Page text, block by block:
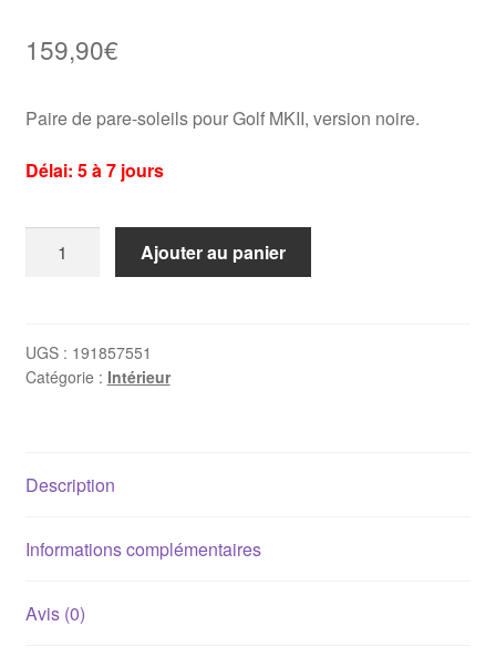
159,90€
Paire de pare-soleils pour Golf MKII, version noire.
Délai: 5 à 7 jours
pare-
soleils
noirs
Ajouter au panier
UGS : 191857551
Catégorie : Intérieur
Description
Informations complémentaires
Avis (0)